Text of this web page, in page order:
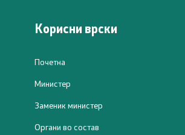
Програми
Контакт
Корисни врски
Почетна
Министер
Заменик министер
Органи во состав